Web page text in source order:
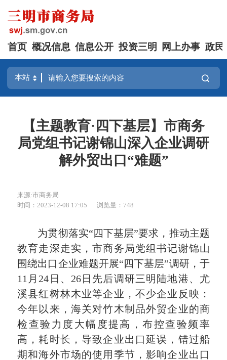
首页 概况信息 信息公开 投资三明 网上办事 政民
【主题教育·四下基层】市商务
局党组书记谢锦山深入企业调研
解外贸出口“难题”
来源:市商务局
时间：2023-12-08 17:05
浏览量：748
为贯彻落实“四下基层”要求，推动主题
教育走深走实，市商务局党组书记谢锦山
围绕出口企业难题开展“四下基层”调研，于
11月24日、26日先后调研三明陆地港、尤
溪县红树林木业等企业，不少企业反映：
今年以来，海关对竹木制品外贸企业的商
检查验力度大幅度提高，布控查验频率
高，耗时长，导致企业出口延误，错过船
期和海外市场的使用季节，影响企业出口